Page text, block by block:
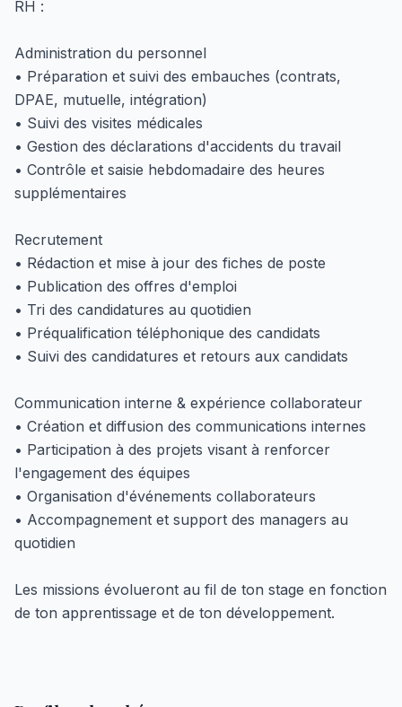
RH :
Administration du personnel
• Préparation et suivi des embauches (contrats,
DPAE, mutuelle, intégration)
• Suivi des visites médicales
• Gestion des déclarations d'accidents du travail
• Contrôle et saisie hebdomadaire des heures
supplémentaires
Recrutement
• Rédaction et mise à jour des fiches de poste
• Publication des offres d'emploi
• Tri des candidatures au quotidien
• Préqualification téléphonique des candidats
• Suivi des candidatures et retours aux candidats
Communication interne & expérience collaborateur
• Création et diffusion des communications internes
• Participation à des projets visant à renforcer
l'engagement des équipes
• Organisation d'événements collaborateurs
• Accompagnement et support des managers au
quotidien
Les missions évolueront au fil de ton stage en fonction
de ton apprentissage et de ton développement.